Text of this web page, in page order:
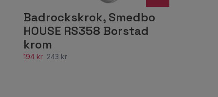
Badrockskrok, Smedbo
HOUSE RS358 Borstad
krom
194 kr 243 kr